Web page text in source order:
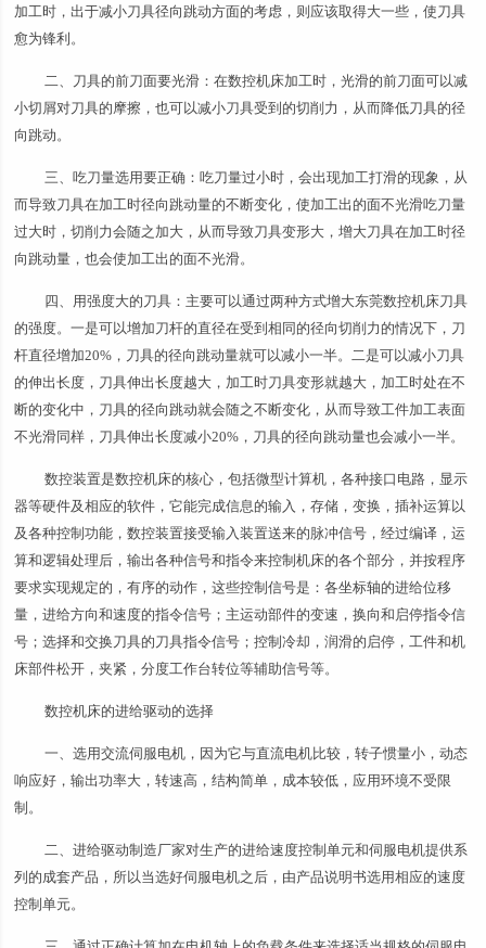
加工时，出于减小刀具径向跳动方面的考虑，则应该取得大一些，使刀具
愈为锋利。
二、刀具的前刀面要光滑：在数控机床加工时，光滑的前刀面可以减
小切屑对刀具的摩擦，也可以减小刀具受到的切削力，从而降低刀具的径
向跳动。
三、吃刀量选用要正确：吃刀量过小时，会出现加工打滑的现象，从
而导致刀具在加工时径向跳动量的不断变化，使加工出的面不光滑吃刀量
过大时，切削力会随之加大，从而导致刀具变形大，增大刀具在加工时径
向跳动量，也会使加工出的面不光滑。
四、用强度大的刀具：主要可以通过两种方式增大东莞数控机床刀具
的强度。一是可以增加刀杆的直径在受到相同的径向切削力的情况下，刀
杆直径增加20%，刀具的径向跳动量就可以减小一半。二是可以减小刀具
的伸出长度，刀具伸出长度越大，加工时刀具变形就越大，加工时处在不
断的变化中，刀具的径向跳动就会随之不断变化，从而导致工件加工表面
不光滑同样，刀具伸出长度减小20%，刀具的径向跳动量也会减小一半。
数控装置是数控机床的核心，包括微型计算机，各种接口电路，显示
器等硬件及相应的软件，它能完成信息的输入，存储，变换，插补运算以
及各种控制功能，数控装置接受输入装置送来的脉冲信号，经过编译，运
算和逻辑处理后，输出各种信号和指令来控制机床的各个部分，并按程序
要求实现规定的，有序的动作，这些控制信号是：各坐标轴的进给位移
量，进给方向和速度的指令信号；主运动部件的变速，换向和启停指令信
号；选择和交换刀具的刀具指令信号；控制冷却，润滑的启停，工件和机
床部件松开，夹紧，分度工作台转位等辅助信号等。
数控机床的进给驱动的选择
一、选用交流伺服电机，因为它与直流电机比较，转子惯量小，动态
响应好，输出功率大，转速高，结构简单，成本较低，应用环境不受限
制。
二、进给驱动制造厂家对生产的进给速度控制单元和伺服电机提供系
列的成套产品，所以当选好伺服电机之后，由产品说明书选用相应的速度
控制单元。